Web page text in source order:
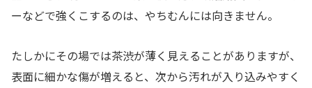
ーなどで強くこするのは、やちむんには向きません。
たしかにその場では茶渋が薄く見えることがありますが、
表面に細かな傷が増えると、次から汚れが入り込みやすく